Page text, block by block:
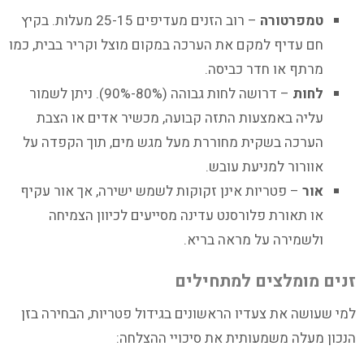
טמפרטורה
– רוב הזנים מעדיפים 25-15 מעלות. בקיץ
חם עדיף למקם את הערכה במקום מוצל וקריר בבית, כמו
מרתף או חדר כביסה.
לחות
– דרושה לחות גבוהה (80%-90%). ניתן לשמור
עליה באמצעות התזה קבועה, מכשיר אדים או הצבת
הערכה בשקית מחוררת מעל מגש מים, תוך הקפדה על
אוורור למניעת עובש.
אור – פטריות אינן זקוקות לשמש ישירה, אך אור עקיף
או תאורת פלורסנט עדינה מסייעים לכיוון הצמיחה
ולשמירה על מראה בריא.
זנים מומלצים למתחילים
למי שעושה את צעדיו הראשונים בגידול פטריות, הבחירה בזן
הנכון מעלה משמעותית את סיכויי ההצלחה: